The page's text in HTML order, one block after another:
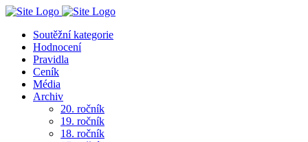
Soutěžní kategorie
Hodnocení
Pravidla
Ceník
Média
Archiv
20. ročník
19. ročník
18. ročník